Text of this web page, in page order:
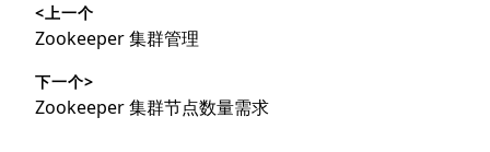
章
导
航
<上一个
上
文
章：
Zookeeper 集群管理
下一个>
下
Zookeeper 集群节点数量需求